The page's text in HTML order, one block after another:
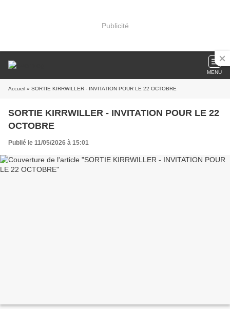
Publicité
MENU
Accueil » SORTIE KIRRWILLER - INVITATION POUR LE 22 OCTOBRE
SORTIE KIRRWILLER - INVITATION POUR LE 22
OCTOBRE
Publié le 11/05/2026 à 15:01